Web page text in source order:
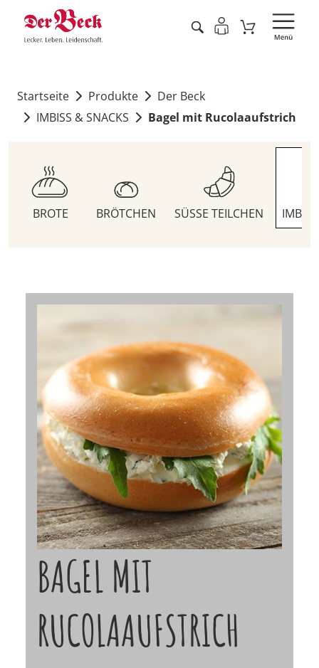
Startseite Produkte
Der Beck
IMBISS & SNACKS
Bagel mit Rucolaaufstrich
BROTE BRÖTCHEN SÜSSE TEILCHEN
BAGEL MIT
RUCOLAAUFSTRICH